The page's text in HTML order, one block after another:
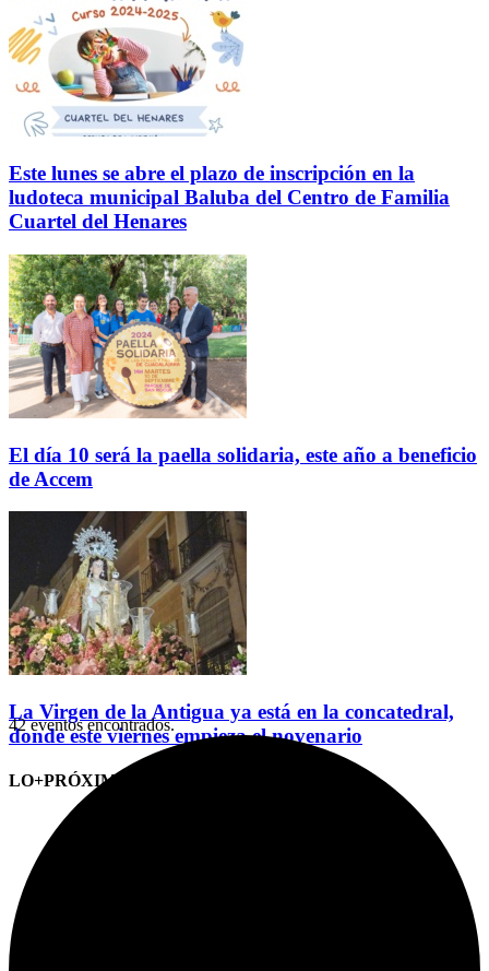
Este lunes se abre el plazo de inscripción en la
ludoteca municipal Baluba del Centro de Familia
Cuartel del Henares
El día 10 será la paella solidaria, este año a beneficio
de Accem
La Virgen de la Antigua ya está en la concatedral,
donde este viernes empieza el novenario
LO+PRÓXIMO (CITAS)
42 eventos encontrados.